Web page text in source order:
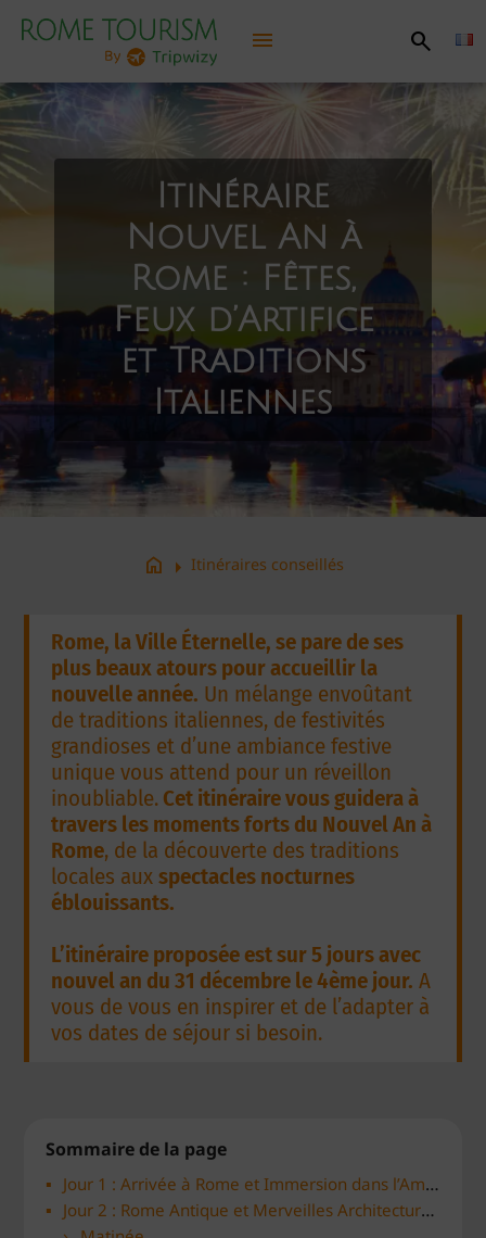
menu
Découvrir Rome
Informations pratiques
A voir, à faire
Se divertir
Jubilé 2025
Carte
search
Itinéraire
Nouvel An à
Rome : Fêtes,
Feux d’Artifice
et Traditions
Italiennes
home arrow_right Itinéraires conseillés
Rome, la Ville Éternelle, se pare de ses
plus beaux atours pour accueillir la
nouvelle année. Un mélange envoûtant
de traditions italiennes, de festivités
grandioses et d’une ambiance festive
unique vous attend pour un réveillon
inoubliable. Cet itinéraire vous guidera à
travers les moments forts du Nouvel An à
Rome, de la découverte des traditions
locales auxspectacles nocturnes
éblouissants.
L’itinéraire proposée est sur 5 jours avec
nouvel an du 31 décembre le 4ème jour. A
vous de vous en inspirer et de l’adapter à
vos dates de séjour si besoin.
Sommaire de la page
Jour 1 : Arrivée à Rome et Immersion dans l’Ambiance Festive
Jour 2 : Rome Antique et Merveilles Architecturales